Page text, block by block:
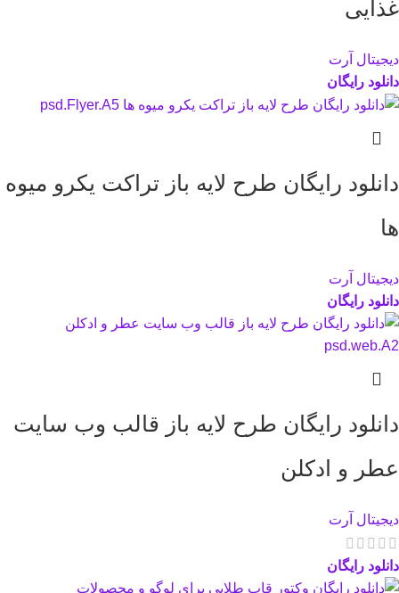
غذایی
دیجیتال آرت
دانلود رایگان
دانلود رایگان طرح لايه باز تراکت یکرو میوه
ها
دیجیتال آرت
دانلود رایگان
دانلود رایگان طرح لایه باز قالب وب سایت
عطر و ادکلن
دیجیتال آرت
دانلود رایگان